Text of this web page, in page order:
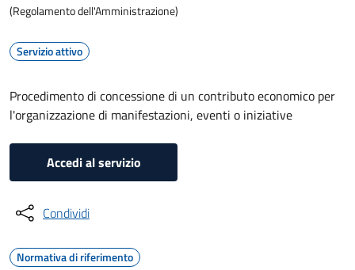
(Regolamento dell'Amministrazione)
Servizio attivo
Procedimento di concessione di un contributo economico per
l'organizzazione di manifestazioni, eventi o iniziative
Accedi al servizio
Condividi
Normativa di riferimento